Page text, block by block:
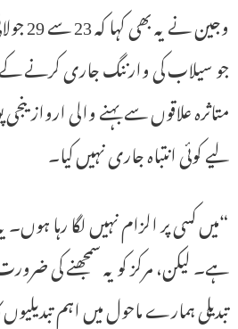
وجین
جو سیلاب کی وارننگ جاری کرنے
متاثرہ علاقوں سے بہنے والی
لیے کوئی انتباہ جاری نہیں کیا۔
“میں کسی پر الزام نہیں لگا رہا ہوں۔
ہے۔ لیکن، مرکز کو یہ سمجھنے کی
تبدیلی ہمارے ماحول میں اہم